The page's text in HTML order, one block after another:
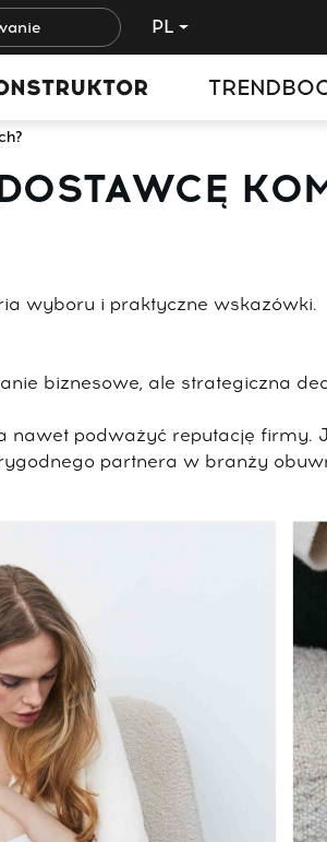
PL
wyboru i praktyczne wskazówki.
biznesowe, ale strategiczna
podważyć reputację firmy.
partnera w branży